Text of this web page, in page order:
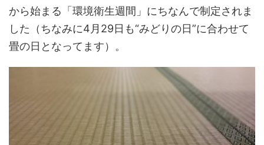
から始まる「環境衛生週間」にちなんで制定されま
した（ちなみに4月29日も“みどりの日”に合わせて
畳の日となってます）。